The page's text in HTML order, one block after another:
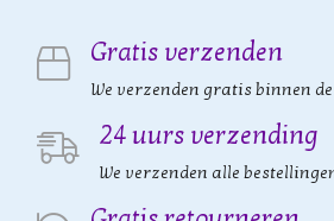
Gratis verzenden
We verzenden gratis binnen de
24 uurs verzending
We verzenden alle